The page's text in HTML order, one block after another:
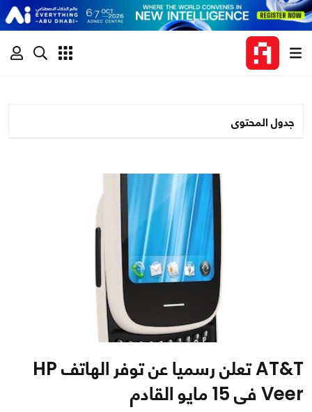
جدول المحتوى
AT&T تعلن رسميا عن توفر الهاتف HP
Veer فى 15 مايو القادم